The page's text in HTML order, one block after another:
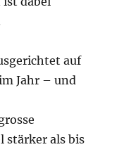
auf
Jahr – und
stärker als bis